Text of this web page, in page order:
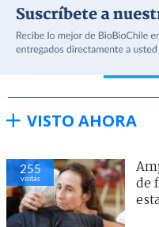
VISTO AHORA
255
visitas
de